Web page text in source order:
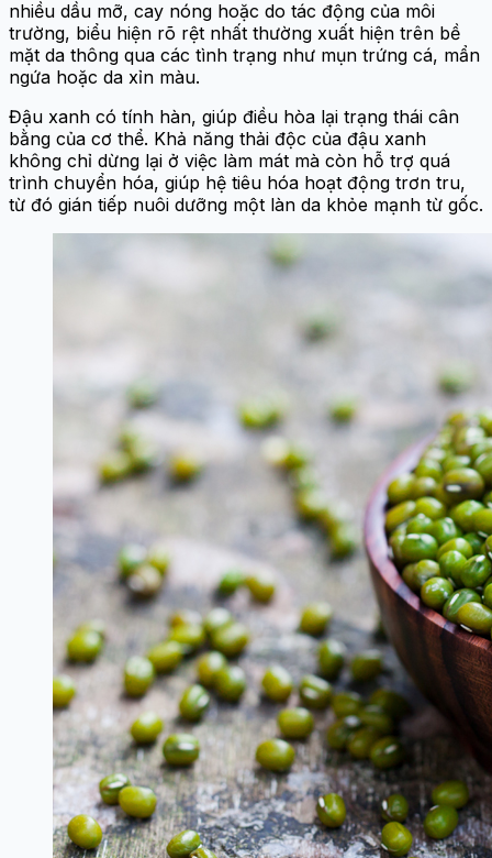
nhiều dầu mỡ, cay nóng hoặc do tác động của môi
trường, biểu hiện rõ rệt nhất thường xuất hiện trên bề
mặt da thông qua các tình trạng như mụn trứng cá, mẩn
ngứa hoặc da xỉn màu.
Đậu xanh có tính hàn, giúp điều hòa lại trạng thái cân
bằng của cơ thể. Khả năng thải độc của đậu xanh
không chỉ dừng lại ở việc làm mát mà còn hỗ trợ quá
trình chuyển hóa, giúp hệ tiêu hóa hoạt động trơn tru,
từ đó gián tiếp nuôi dưỡng một làn da khỏe mạnh từ gốc.